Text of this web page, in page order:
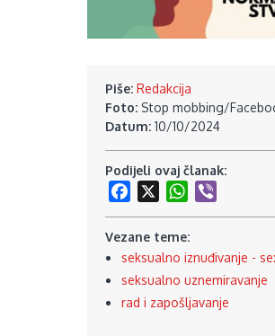
Piše: Redakcija
Foto: Stop mobbing/
Datum: 10/10/2024
Podijeli ovaj članak:
Facebook
WhatsApp
Vezane teme:
seksualno iznuđivanje -
seksualno uznemiravanje
rad i zapošljavanje